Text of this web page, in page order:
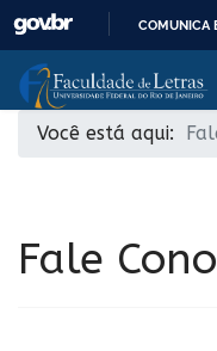
COMUNICA
Você está aqui:
Fale